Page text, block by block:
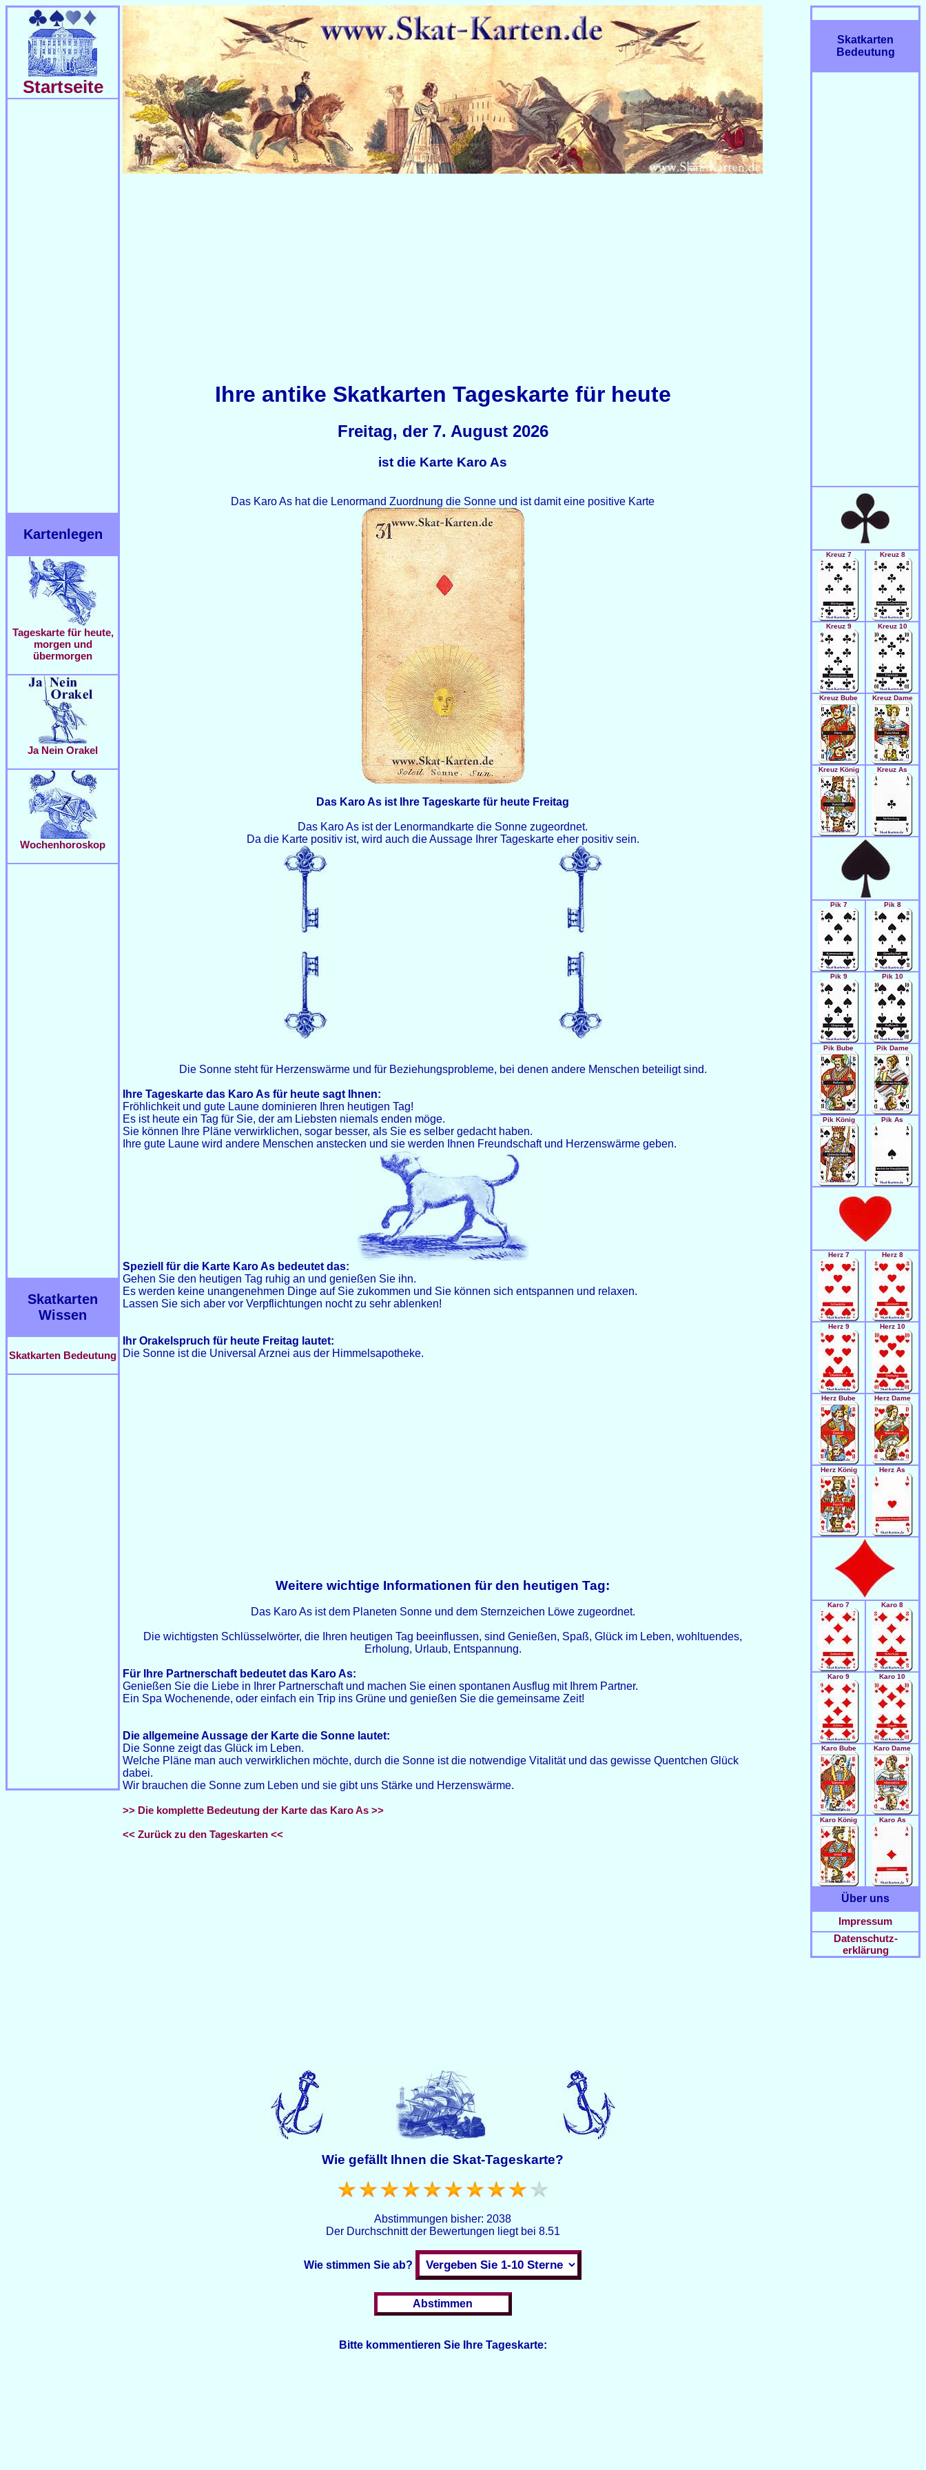
Startseite
Kartenlegen
Tageskarte für heute,
morgen und
übermorgen
Ja Nein Orakel
Wochenhoroskop
Skatkarten
Wissen
Skatkarten Bedeutung
Ihre antike Skatkarten Tageskarte für heute
Freitag, der 7. August 2026
ist die Karte Karo As
Das Karo As hat die Lenormand Zuordnung die Sonne und ist damit eine positive Karte
Das Karo As ist Ihre Tageskarte für heute Freitag
Das Karo As ist der Lenormandkarte die Sonne zugeordnet.
Da die Karte positiv ist, wird auch die Aussage Ihrer Tageskarte eher positiv sein.
Die Sonne steht für Herzenswärme und für Beziehungsprobleme, bei denen andere Menschen beteiligt sind.
Ihre Tageskarte das Karo As für heute sagt Ihnen:
Fröhlichkeit und gute Laune dominieren Ihren heutigen Tag!
Es ist heute ein Tag für Sie, der am Liebsten niemals enden möge.
Sie können Ihre Pläne verwirklichen, sogar besser, als Sie es selber gedacht haben.
Ihre gute Laune wird andere Menschen anstecken und sie werden Ihnen Freundschaft und Herzenswärme geben.
Speziell für die Karte Karo As bedeutet das:
Gehen Sie den heutigen Tag ruhig an und genießen Sie ihn.
Es werden keine unangenehmen Dinge auf Sie zukommen und Sie können sich entspannen und relaxen.
Lassen Sie sich aber vor Verpflichtungen nocht zu sehr ablenken!
Ihr Orakelspruch für heute Freitag lautet:
Die Sonne ist die Universal Arznei aus der Himmelsapotheke.
Weitere wichtige Informationen für den heutigen Tag:
Das Karo As ist dem Planeten Sonne und dem Sternzeichen Löwe zugeordnet.
Die wichtigsten Schlüsselwörter, die Ihren heutigen Tag beeinflussen, sind Genießen, Spaß, Glück im Leben, wohltuendes,
Erholung, Urlaub, Entspannung.
Für Ihre Partnerschaft bedeutet das Karo As:
Genießen Sie die Liebe in Ihrer Partnerschaft und machen Sie einen spontanen Ausflug mit Ihrem Partner.
Ein Spa Wochenende, oder einfach ein Trip ins Grüne und genießen Sie die gemeinsame Zeit!
Die allgemeine Aussage der Karte die Sonne lautet:
Die Sonne zeigt das Glück im Leben.
Welche Pläne man auch verwirklichen möchte, durch die Sonne ist die notwendige Vitalität und das gewisse Quentchen Glück
dabei.
Wir brauchen die Sonne zum Leben und sie gibt uns Stärke und Herzenswärme.
>> Die komplette Bedeutung der Karte das Karo As >>
<< Zurück zu den Tageskarten <<
Wie gefällt Ihnen die Skat-Tageskarte?
Abstimmungen bisher: 2038
Der Durchschnitt der Bewertungen liegt bei 8.51
Wie stimmen Sie ab?
Bitte kommentieren Sie Ihre Tageskarte:
Skatkarten
Bedeutung
Kreuz 7 Kreuz 8
Kreuz 9 Kreuz 10
Kreuz Bube Kreuz Dame
Kreuz König Kreuz As
Pik 7 Pik 8
Pik 9 Pik 10
Pik Bube Pik Dame
Pik König Pik As
Herz 7 Herz 8
Herz 9 Herz 10
Herz Bube Herz Dame
Herz König Herz As
Karo 7 Karo 8
Karo 9 Karo 10
Karo Bube Karo Dame
Karo König Karo As
Über uns
Impressum
Datenschutz-
erklärung